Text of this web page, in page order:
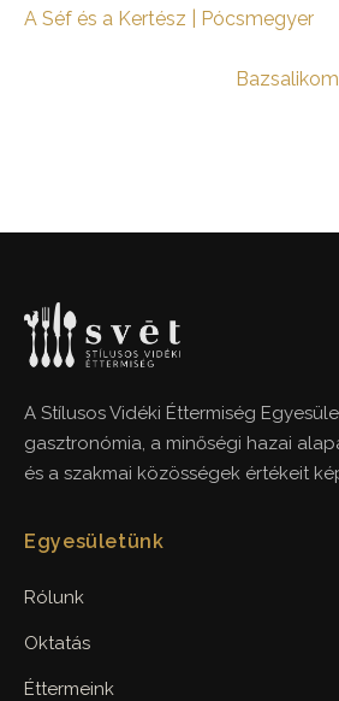
articles
A Séf és a Kertész | Pócsmegyer
A Stílusos Vidéki Éttermiség
gasztronómia, a minőségi hazai
és a szakmai közösségek értékeit
Egyesületünk
Rólunk
Oktatás
Éttermeink